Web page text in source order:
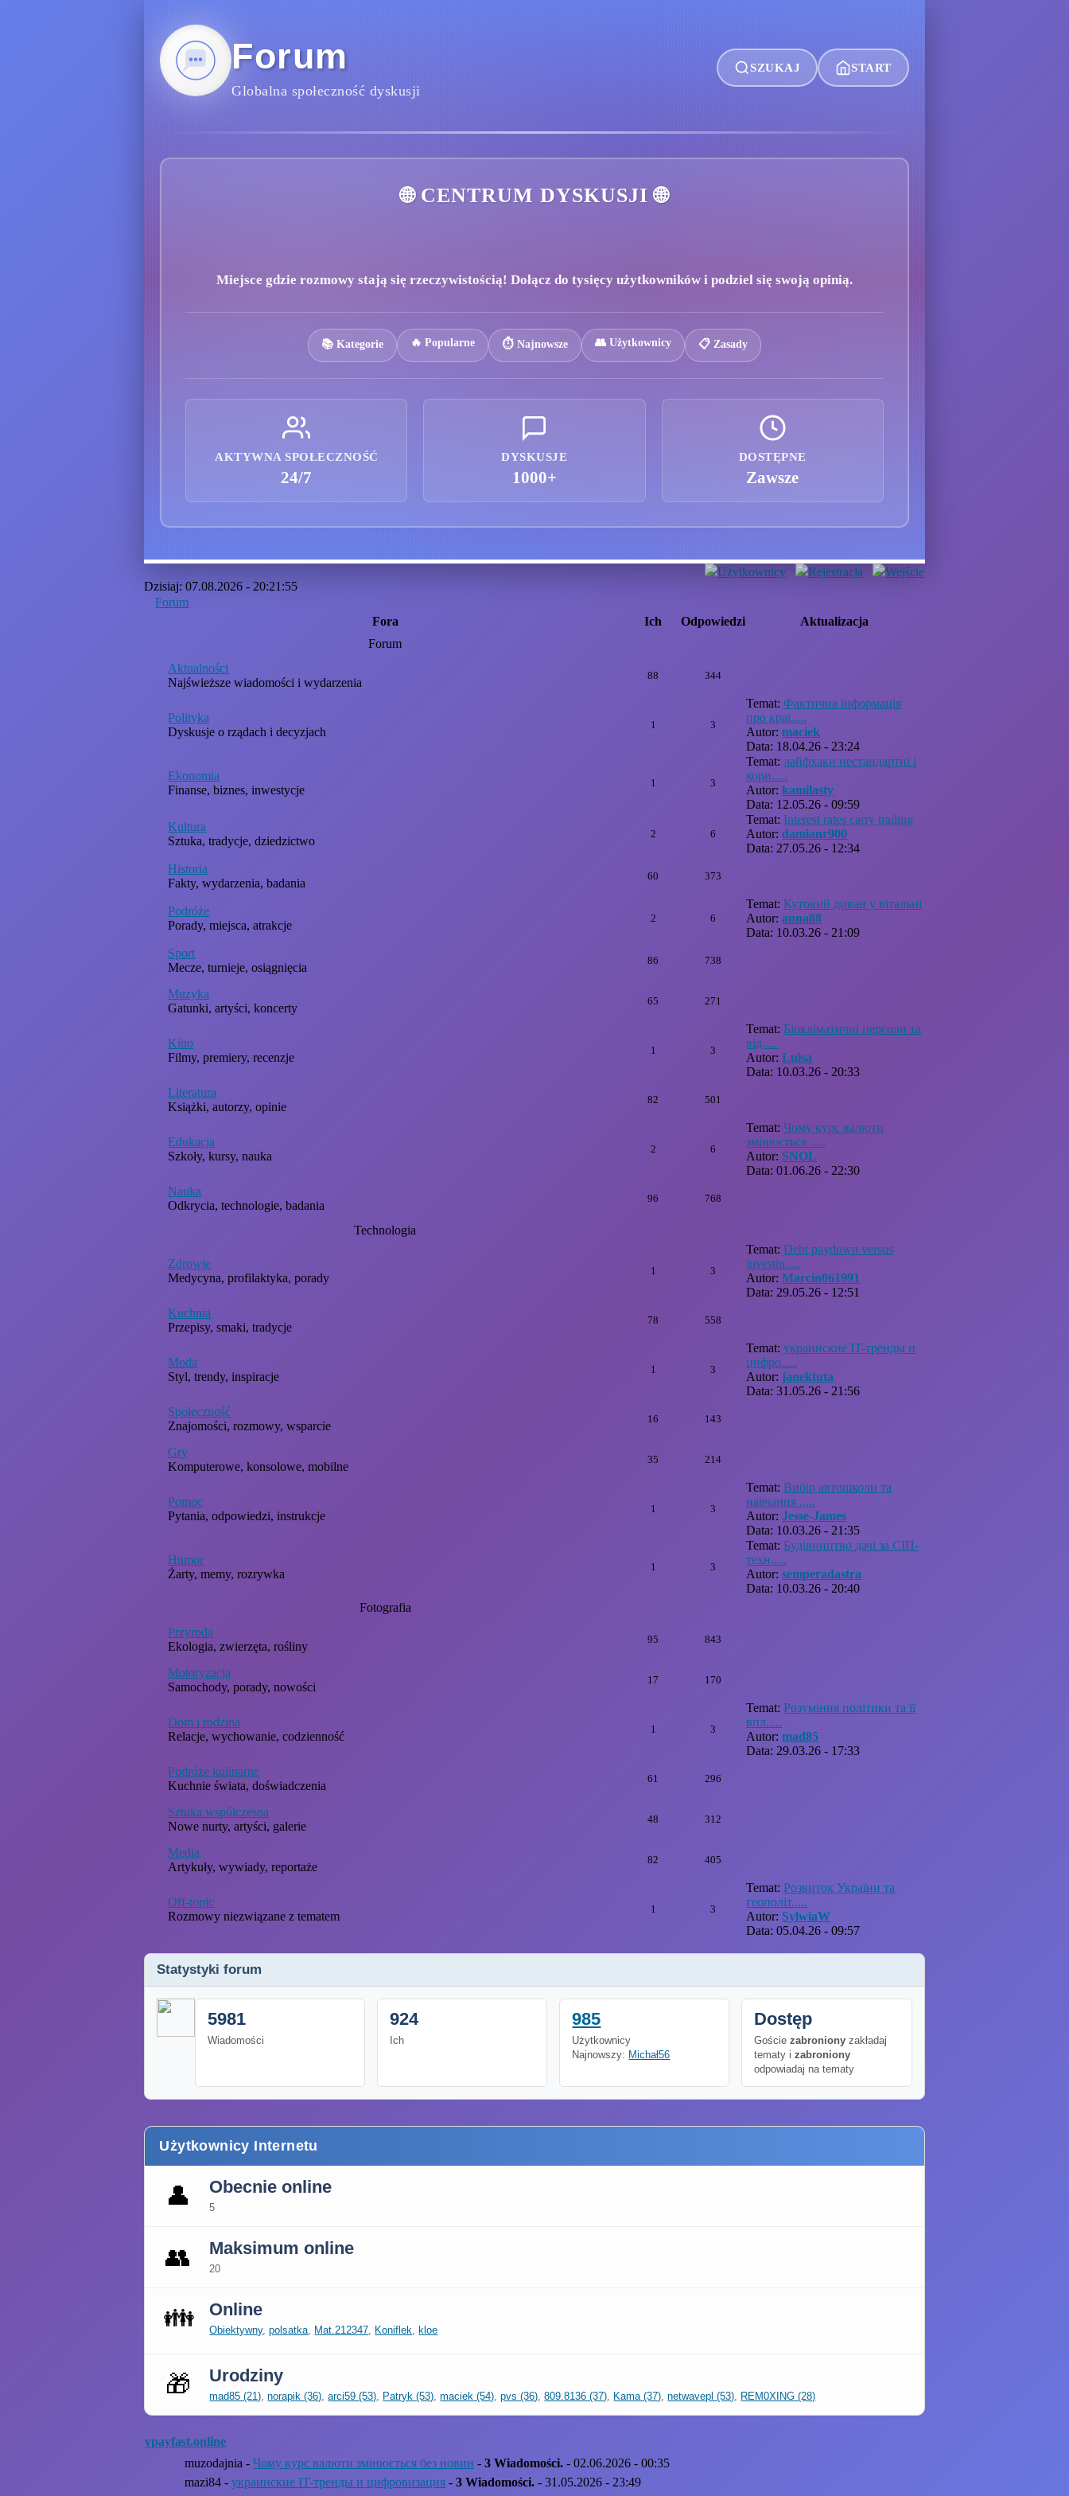
Forum
Globalna społeczność dyskusji
SZUKAJ START
🌐 CENTRUM DYSKUSJI 🌐
Miejsce gdzie rozmowy stają się rzeczywistością! Dołącz do tysięcy użytkowników i podziel się swoją opinią.
📚 Kategorie 🔥 Popularne ⏱️ Najnowsze 👥 Użytkownicy 📋 Zasady
AKTYWNA SPOŁECZNOŚĆ
24/7
DYSKUSJE
1000+
DOSTĘPNE
Zawsze
Użytkownicy Rejestracja
Wejście
Dzisiaj: 07.08.2026 - 20:21:55
Forum
Fora
Ich Odpowiedzi
Aktualizacja
Forum
Aktualności
Najświeższe wiadomości i wydarzenia
88 344
Polityka
Dyskusje o rządach i decyzjach
1 3
Temat:Фактична інформація
про краї.....
Autor:maciek
Data: 18.04.26 - 23:24
Ekonomia
Finanse, biznes, inwestycje
1 3
Temat:лайфхаки нестандартні і
кори.....
Autor:kamilasty
Data: 12.05.26 - 09:59
Kultura
Sztuka, tradycje, dziedzictwo
2 6
Temat: Interest rates carry trading
Autor:damianr900
Data: 27.05.26 - 12:34
Historia
Fakty, wydarzenia, badania
60 373
Podróże
Porady, miejsca, atrakcje
2 6
Temat:Кутовий диван у вітальні
Autor:anna88
Data: 10.03.26 - 21:09
Sport
Mecze, turnieje, osiągnięcia
86 738
Muzyka
Gatunki, artyści, koncerty
65 271
Kino
Filmy, premiery, recenzje
1 3
Temat: Біокліматичні перголи та
від.....
Autor:Luisa
Data: 10.03.26 - 20:33
Literatura
Książki, autorzy, opinie
82 501
Edukacja
Szkoły, kursy, nauka
2 6
Temat:Чому курс валюти
змінюється .....
Autor: SNOL
Data: 01.06.26 - 22:30
Nauka
Odkrycia, technologie, badania
96 768
Technologia
Zdrowie
Medycyna, profilaktyka, porady
1 3
Temat:Debt paydown versus
investin.....
Autor:Marcin061991
Data: 29.05.26 - 12:51
Kuchnia
Przepisy, smaki, tradycje
78 558
Moda
Styl, trendy, inspiracje
1 3
Temat:украинские IT-тренды и
цифро.....
Autor: janektuta
Data: 31.05.26 - 21:56
Społeczność
Znajomości, rozmowy, wsparcie
16 143
Gry
Komputerowe, konsolowe, mobilne
35 214
Pomoc
Pytania, odpowiedzi, instrukcje
1 3
Temat:Вибір автошколи та
навчання .....
Autor:Jesse-James
Data: 10.03.26 - 21:35
Humor
Żarty, memy, rozrywka
1 3
Temat: Будівництво дачі за СІП-
техн.....
Autor:semperadastra
Data: 10.03.26 - 20:40
Fotografia
Przyroda
Ekologia, zwierzęta, rośliny
95 843
Motoryzacja
Samochody, porady, nowości
17 170
Dom i rodzina
Relacje, wychowanie, codzienność
1 3
Temat:Розуміння політики та її
впл.....
Autor:mad85
Data: 29.03.26 - 17:33
Podróże kulinarne
Kuchnie świata, doświadczenia
61 296
Sztuka współczesna
Nowe nurty, artyści, galerie
48 312
Media
Artykuły, wywiady, reportaże
82 405
Off-topic
Rozmowy niezwiązane z tematem
1 3
Temat:Розвиток України та
геополіт.....
Autor: SylwiaW
Data: 05.04.26 - 09:57
Statystyki forum
5981
Wiadomości
924
Ich
985
Użytkownicy
Najnowszy: Michał56
Dostęp
Gościezabroniony zakładaj
tematy izabroniony
odpowiadaj na tematy
Użytkownicy Internetu
👤 Obecnie online
5
👥 Maksimum online
20
👪 Online
Obiektywny,polsatka, Mat.212347, Koniflek, kloe
🎁 Urodziny
mad85 (21),norapik (36),arci59 (53), Patryk (53),maciek (54),pvs (36),809.8136 (37), Kama (37),netwavepl (53), REM0XING (28)
vpayfast.online
muzodajnia -Чому курс валюти змінюється без новин -3 Wiadomości. - 02.06.2026 - 00:35
mazi84 -украинские IT-тренды и цифровизация -3 Wiadomości. - 31.05.2026 - 23:49